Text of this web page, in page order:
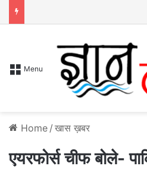
Menu
Home / खास ख़बर
एयरफोर्स चीफ बोले-